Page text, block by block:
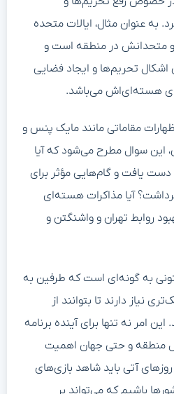
به عنوان مثال، ایالات متحده
و متحدانش در منطقه است و
اشکال تحریم‌ها و ایجاد فضایی
هسته‌ای‌اش می‌باشد.
مقاماتی مانند مایک پنس و
این سوال مطرح می‌شود که آیا
دست یافت و گام‌هایی مؤثر برای
آیا مذاکرات هسته‌ای
روابط تهران و واشنگتن و
به گونه‌ای است که طرفین به
نیاز دارند تا بتوانند از
امر نه تنها برای آینده برنامه
منطقه و حتی جهان اهمیت
آتی باید شاهد بازی‌های
باشیم که می‌تواند بر